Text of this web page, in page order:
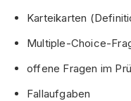
Karteikarten
Multiple-Choice-
offene Fragen im
Fallaufgaben